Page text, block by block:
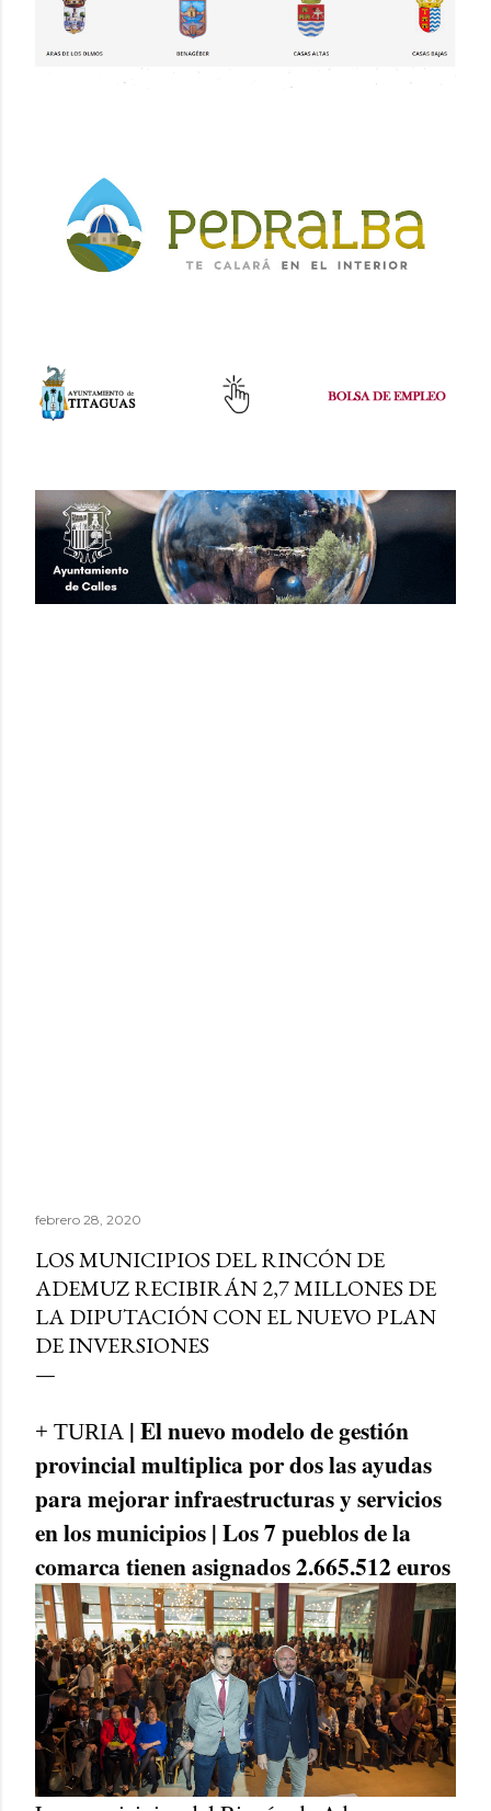
febrero 28, 2020
LOS MUNICIPIOS DEL RINCÓN DE
ADEMUZ RECIBIRÁN 2,7 MILLONES DE
LA DIPUTACIÓN CON EL NUEVO PLAN
DE INVERSIONES
+ TURIA | El nuevo modelo de gestión
provincial multiplica por dos las ayudas
para mejorar infraestructuras y servicios
en los municipios | Los 7 pueblos de la
comarca tienen asignados 2.665.512 euros